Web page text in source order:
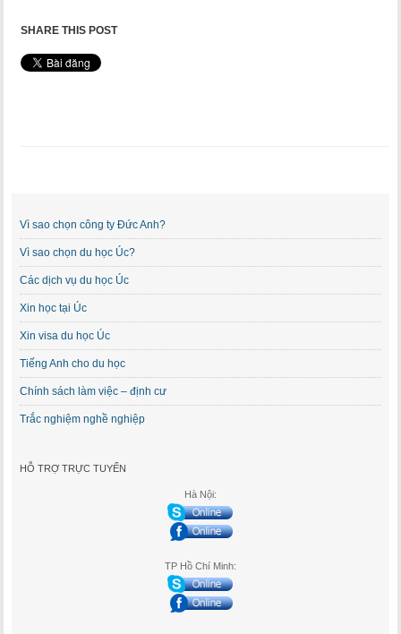
SHARE THIS POST
Vì sao chọn công ty Đức Anh?
Vì sao chọn du học Úc?
Các dịch vụ du học Úc
Xin học tại Úc
Xin visa du học Úc
Tiếng Anh cho du học
Chính sách làm việc – định cư
Trắc nghiệm nghề nghiệp
HỖ TRỢ TRỰC TUYẾN
Hà Nội:
TP Hồ Chí Minh: